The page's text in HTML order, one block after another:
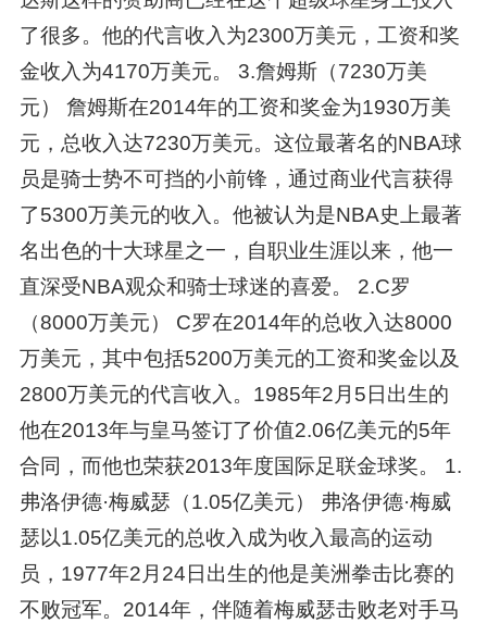
了很多。他的代言收入为2300万美元，工资和奖
金收入为4170万美元。 3.詹姆斯（7230万美
元） 詹姆斯在2014年的工资和奖金为1930万美
元，总收入达7230万美元。这位最著名的NBA球
员是骑士势不可挡的小前锋，通过商业代言获得
了5300万美元的收入。他被认为是NBA史上最著
名出色的十大球星之一，自职业生涯以来，他一
直深受NBA观众和骑士球迷的喜爱。 2.C罗
（8000万美元） C罗在2014年的总收入达8000
万美元，其中包括5200万美元的工资和奖金以及
2800万美元的代言收入。1985年2月5日出生的
他在2013年与皇马签订了价值2.06亿美元的5年
合同，而他也荣获2013年度国际足联金球奖。 1.
弗洛伊德·梅威瑟（1.05亿美元） 弗洛伊德·梅威
瑟以1.05亿美元的总收入成为收入最高的运动
员，1977年2月24日出生的他是美洲拳击比赛的
不败冠军。2014年，伴随着梅威瑟击败老对手马